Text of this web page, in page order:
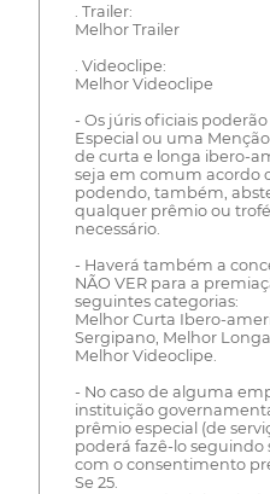
. Trailer:
Melhor Trailer
. Videoclipe:
Melhor Videoclipe
- Os júris oficiais
Especial ou uma
de curta e longa ibero-
seja em comum acordo
podendo, também,
qualquer prêmio ou
necessário.
- Haverá também a
NÃO VER para a
seguintes categorias:
Melhor Curta Ibero-
Sergipano, Melhor
Melhor Videoclipe.
- No caso de alguma
instituição
prêmio especial (de
poderá fazê-lo seguindo
com o consentimento
Se 25.